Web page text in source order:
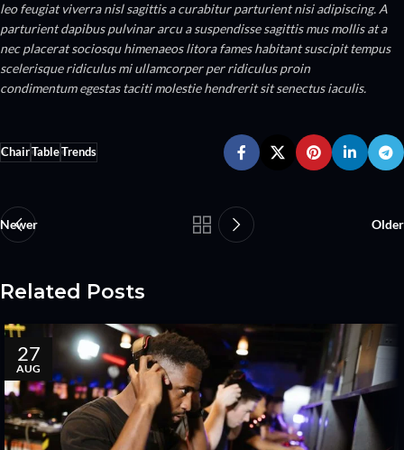
leo feugiat viverra nisl sagittis a curabitur parturient nisi adipiscing. A
parturient dapibus pulvinar arcu a suspendisse sagittis mus mollis at a
nec placerat sociosqu himenaeos litora fames habitant suscipit tempus
scelerisque ridiculus mi ullamcorper per ridiculus proin
condimentum egestas taciti molestie hendrerit sit senectus iaculis.
ChairTableTrends
Newer Older
Related Posts
27
AUG